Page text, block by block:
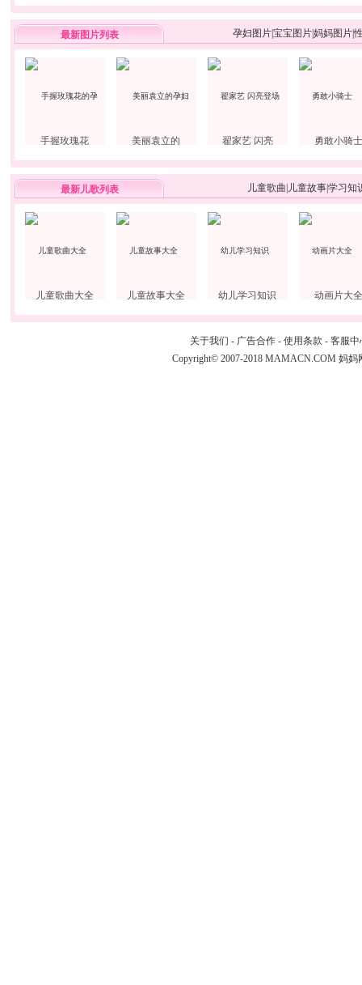
最新图片列表 孕妇图片宝宝图片妈妈图片
手握玫瑰花 美丽袁立的 翟家艺 闪亮 勇敢小骑士
最新儿歌列表 儿童歌曲 儿童故事学习知
儿童歌曲大全 儿童故事大全 幼儿学习知识 动画片大全
关于我们 - 广告合作 - 使用条款 - 客服中
Copyright© 2007-2018 MAMACN.COM 妈妈